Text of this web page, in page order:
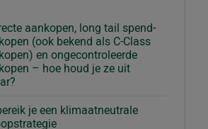
aankopen, long tail spend-
(ook bekend als C-Class
en ongecontroleerde
– hoe houd je ze uit
je een klimaatneutrale